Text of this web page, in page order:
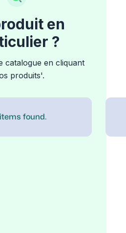
en
?
catalogue en cliquant
produits'.
found.